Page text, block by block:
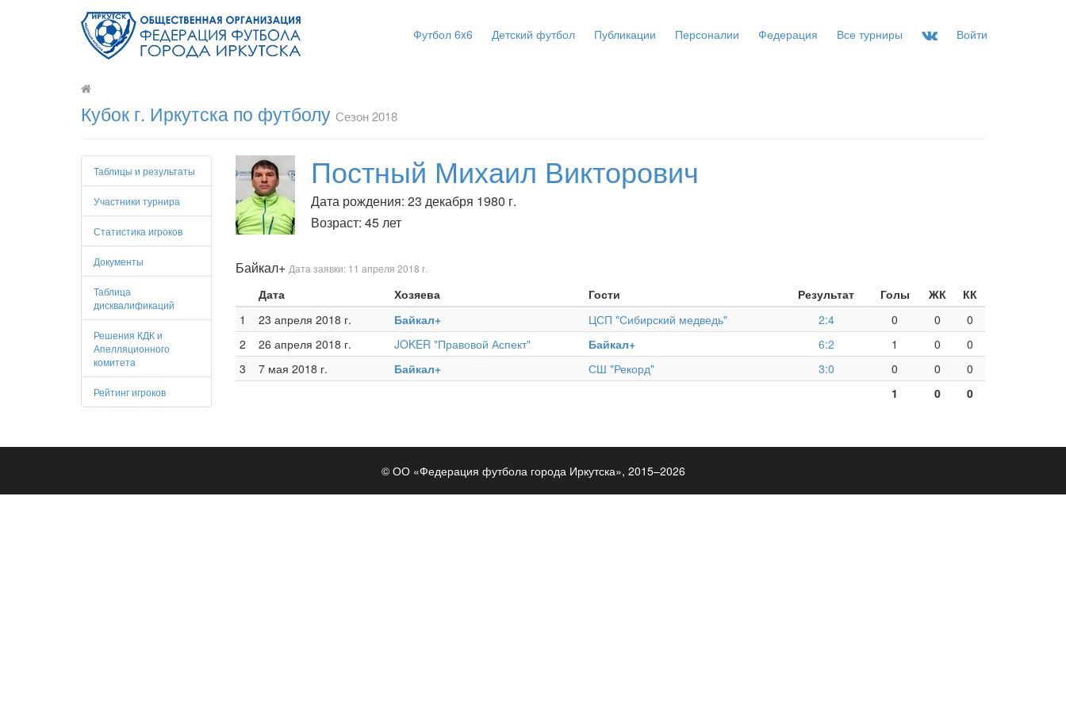
Футбол 6x6 Детский футбол Публикации Персоналии Федерация Все турниры Войти
Кубок г. Иркутска по футболу Сезон 2018
Таблицы и результаты
Участники турнира
Статистика игроков
Документы
Таблица
дисквалификаций
Решения КДК и
Апелляционного
комитета
Рейтинг игроков
Постный Михаил Викторович
Дата рождения: 23 декабря 1980 г.
Возраст: 45 лет
Байкал+ Дата заявки: 11 апреля 2018 г.
Дата Хозяева Гости Результат Голы ЖК
КК
1
23 апреля 2018 г. Байкал+ ЦСП "Сибирский медведь" 2:4 0 0
0
2
26 апреля 2018 г. JOKER "Правовой Аспект" Байкал+ 6:2 1 0
0
3
7 мая 2018 г. Байкал+ СШ "Рекорд" 3:0 0 0
0
1
0 0
© ОО «Федерация футбола города Иркутска», 2015–2026